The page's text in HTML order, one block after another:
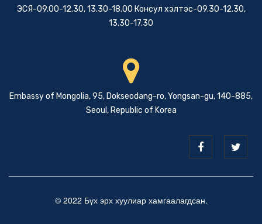
ЭСЯ-09.00-12.30, 13.30-18.00 Консул хэлтэс-09.30-12.30,
13.30-17.30
Embassy of Mongolia, 95, Dokseodang-ro, Yongsan-gu, 140-885,
Seoul, Republic of Korea
© 2022 Бүх эрх хуулиар хамгаалагдсан.